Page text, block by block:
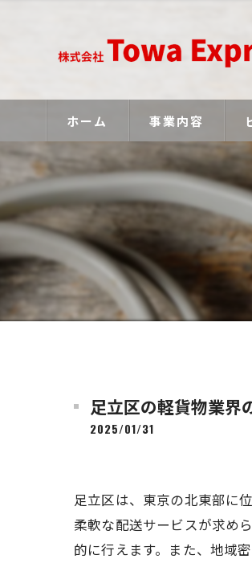
ホーム 事業内容
足立区の軽貨物業界
2025/01/31
足立区は、東京の北東部に
柔軟な配送サービスが求め
的に行えます。また、地域